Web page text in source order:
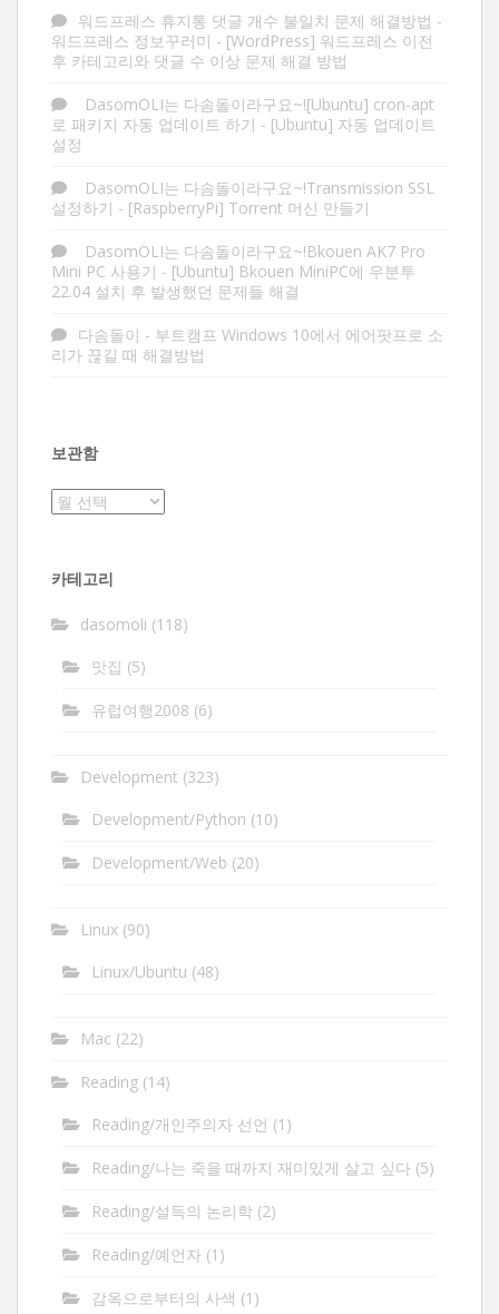
워드프레스 휴지통 댓글 개수 불일치 문제 해결방법 -
워드프레스 정보꾸러미 - [WordPress] 워드프레스 이전
후 카테고리와 댓글 수 이상 문제 해결 방법
DasomOLI는 다솜돌이라구요~![Ubuntu] cron-apt
로 패키지 자동 업데이트 하기 - [Ubuntu] 자동 업데이트
설정
DasomOLI는 다솜돌이라구요~!Transmission SSL
설정하기 - [RaspberryPi] Torrent 머신 만들기
DasomOLI는 다솜돌이라구요~!Bkouen AK7 Pro
Mini PC 사용기 - [Ubuntu] Bkouen MiniPC에 우분투
22.04 설치 후 발생했던 문제들 해결
다솜돌이 - 부트캠프 Windows 10에서 에어팟프로 소
리가 끊길 때 해결방법
보관함
보
카테고리
dasomoli (118)
맛집 (5)
유럽여행2008 (6)
Development (323)
Development/Python (10)
Development/Web (20)
Linux (90)
Linux/Ubuntu (48)
Mac (22)
Reading (14)
Reading/개인주의자 선언 (1)
Reading/나는 죽을 때까지 재미있게 살고 싶다 (5)
Reading/설득의 논리학 (2)
Reading/예언자 (1)
감옥으로부터의 사색 (1)